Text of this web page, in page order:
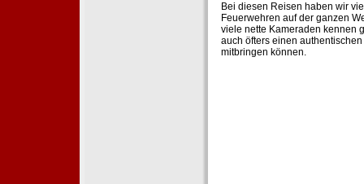
Bei diesen Reisen haben wir
Feuerwehren auf der ganzen
viele nette Kameraden kennen
auch öfters einen
mitbringen können.